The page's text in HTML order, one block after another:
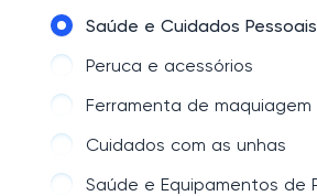
Casa e Jardim
Celulares e Acessórios
Acessórios de carro
Esportes e exterior
Vestuário e joalheria
Saúde e Cuidados Pessoais
Peruca e acessórios
Cuidados com as unhas